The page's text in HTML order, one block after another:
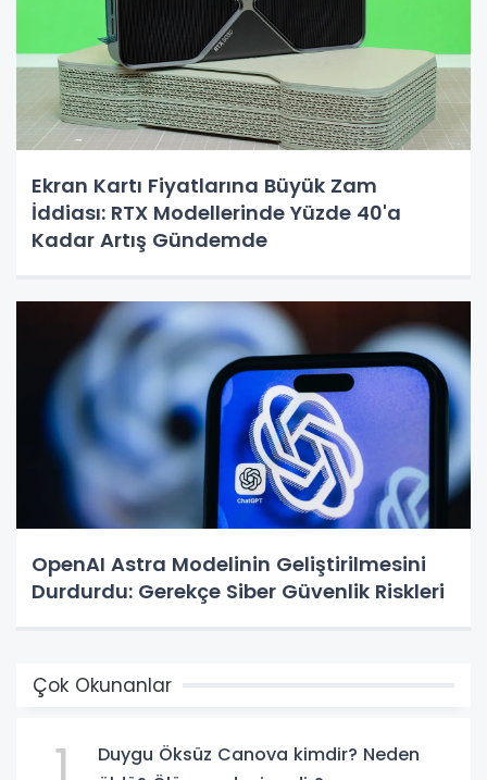
Ekran Kartı Fiyatlarına Büyük Zam
İddiası: RTX Modellerinde Yüzde 40'a
Kadar Artış Gündemde
OpenAI Astra Modelinin Geliştirilmesini
Durdurdu: Gerekçe Siber Güvenlik Riskleri
Çok Okunanlar
Duygu Öksüz Canova kimdir? Neden